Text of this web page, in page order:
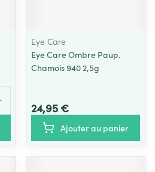
Eye Care
Eye Care Ombre Paup.
Chamois 940 2,5g
24,95 €
Ajouter au panier